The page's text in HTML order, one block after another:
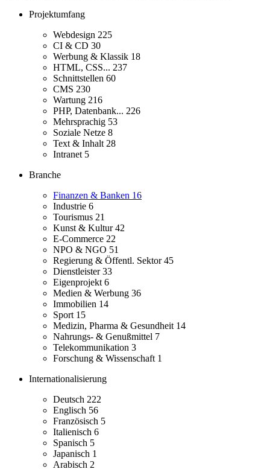
Projektumfang
Webdesign 225
CI & CD 30
Werbung & Klassik 18
HTML, CSS... 237
Schnittstellen 60
CMS 230
Wartung 216
PHP, Datenbank... 226
Mehrsprachig 53
Soziale Netze 8
Text & Inhalt 28
Intranet 5
Branche
Finanzen & Banken 16
Industrie 6
Tourismus 21
Kunst & Kultur42
E-Commerce 22
NPO & NGO 51
Regierung & Öffentl. Sektor45
Dienstleister33
Eigenprojekt 6
Medien & Werbung 36
Immobilien 14
Sport 15
Medizin, Pharma & Gesundheit 14
Nahrungs- & Genußmittel 7
Telekommunikation 3
Forschung & Wissenschaft 1
Internationalisierung
Deutsch 222
Englisch 56
Französisch 5
Italienisch 6
Spanisch 5
Japanisch 1
Arabisch 2